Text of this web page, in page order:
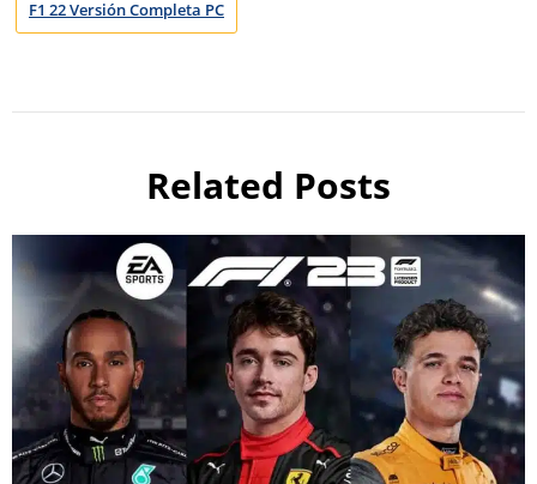
F1 22 Versión Completa PC
Related Posts